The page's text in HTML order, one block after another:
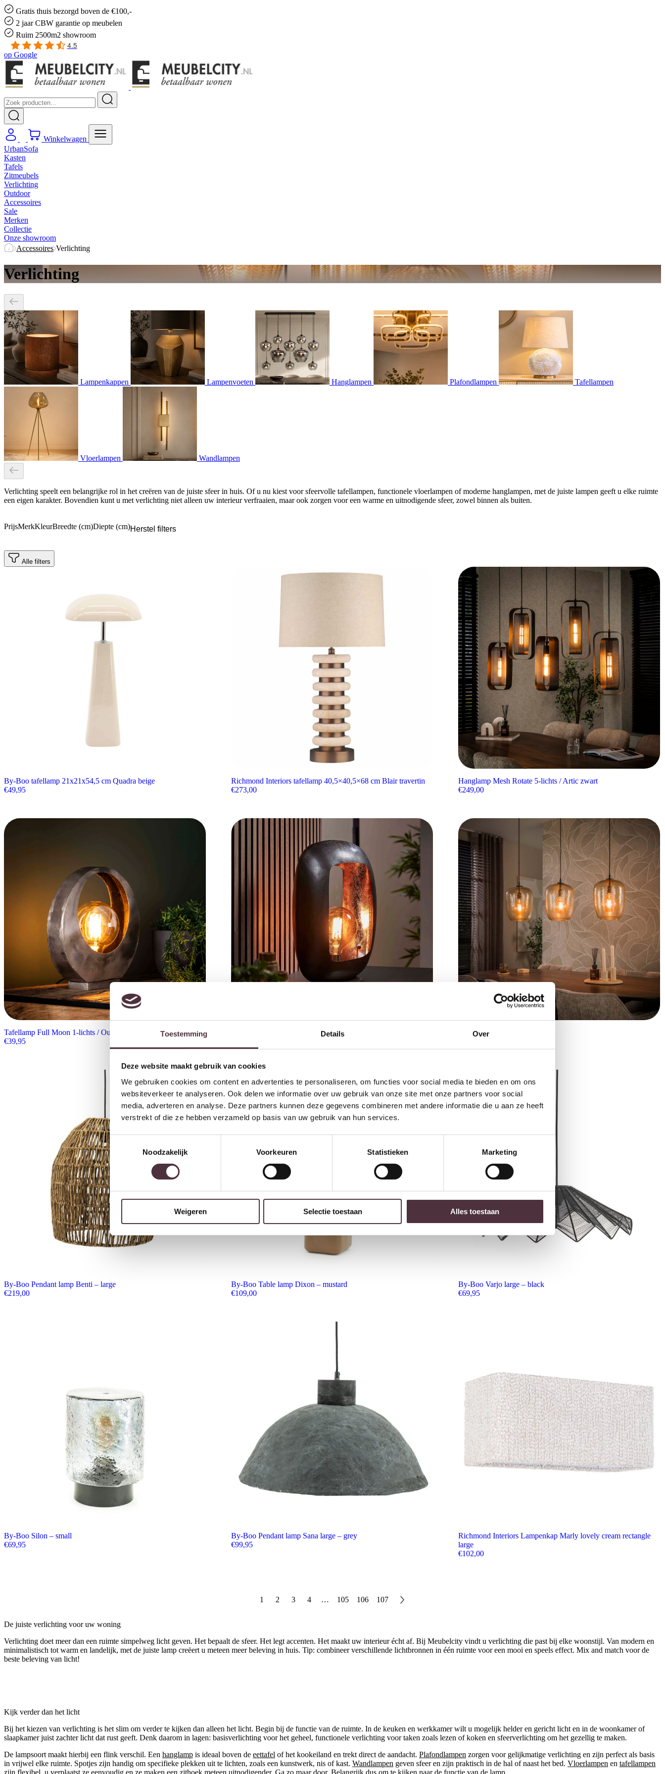
Toestemming Details Over
Deze website maakt gebruik van cookies
We gebruiken cookies om content en advertenties te personaliseren, om functies voor social media te bieden en om ons
websiteverkeer te analyseren. Ook delen we informatie over uw gebruik van onze site met onze partners voor social
media, adverteren en analyse. Deze partners kunnen deze gegevens combineren met andere informatie die u aan ze heeft
verstrekt of die ze hebben verzameld op basis van uw gebruik van hun services.
Toestemmingsselectie
Noodzakelijk
Voorkeuren Statistieken Marketing
Weigeren Selectie toestaan Alles toestaan
Gratis thuis bezorgd boven de €100,-
2 jaar CBW garantie op meubelen
Ruim 2500m2 showroom
4.5
op Google
Winkelwagen
UrbanSofa
Kasten
Tafels
Zitmeubels
Verlichting
Outdoor
Accessoires
Sale
Merken
Collectie
Onze showroom
Accessoires Verlichting
Verlichting
Lampenkappen Lampenvoeten Hanglampen Plafondlampen Tafellampen
Vloerlampen Wandlampen
Verlichting speelt een belangrijke rol in het creëren van de juiste sfeer in huis. Of u nu kiest voor sfeervolle tafellampen, functionele vloerlampen of moderne hanglampen, met de juiste lampen geeft u elke ruimte
een eigen karakter. Bovendien kunt u met verlichting niet alleen uw interieur verfraaien, maar ook zorgen voor een warme en uitnodigende sfeer, zowel binnen als buiten.
PrijsMerkKleurBreedte (cm)Diepte (cm)Herstel filters
Alle filters
By-Boo tafellamp 21x21x54,5 cm Quadra beige
€49,95
Richmond Interiors tafellamp 40,5×40,5×68 cm Blair travertin
€273,00
Hanglamp Mesh Rotate 5-lichts / Artic zwart
€249,00
Tafellamp Full Moon 1-lichts / Oud zilver
€39,95
Tafellamp Arch XL 1-lichts / Zwart nikkel
Hanglamp Python 3L
By-Boo Pendant lamp Benti – large
€219,00
By-Boo Table lamp Dixon – mustard
€109,00
By-Boo Varjo large – black
€69,95
By-Boo Silon – small
€69,95
By-Boo Pendant lamp Sana large – grey
€99,95
Richmond Interiors Lampenkap Marly lovely cream rectangle
large
€102,00
1 2 3 4 … 105 106 107
De juiste verlichting voor uw woning
Verlichting doet meer dan een ruimte simpelweg licht geven. Het bepaalt de sfeer. Het legt accenten. Het maakt uw interieur écht af. Bij Meubelcity vindt u verlichting die past bij elke woonstijl. Van modern en
minimalistisch tot warm en landelijk, met de juiste lamp creëert u meteen meer beleving in huis. Tip: combineer verschillende lichtbronnen in één ruimte voor een mooi en speels effect. Mix and match voor de
beste beleving van licht!
Kijk verder dan het licht
Bij het kiezen van verlichting is het slim om verder te kijken dan alleen het licht. Begin bij de functie van de ruimte. In de keuken en werkkamer wilt u mogelijk helder en gericht licht en in de woonkamer of
slaapkamer juist zachter licht dat rust geeft. Denk daarom in lagen: basisverlichting voor het geheel, functionele verlichting voor taken zoals lezen of koken en sfeerverlichting om het gezellig te maken.
De lampsoort maakt hierbij een flink verschil. Een hanglamp is ideaal boven de eettafel of het kookeiland en trekt direct de aandacht. Plafondlampen zorgen voor gelijkmatige verlichting en zijn perfect als basis
in vrijwel elke ruimte. Spotjes zijn handig om specifieke plekken uit te lichten, zoals een kunstwerk, nis of kast. Wandlampen geven sfeer en zijn praktisch in de hal of naast het bed. Vloerlampen en tafellampen